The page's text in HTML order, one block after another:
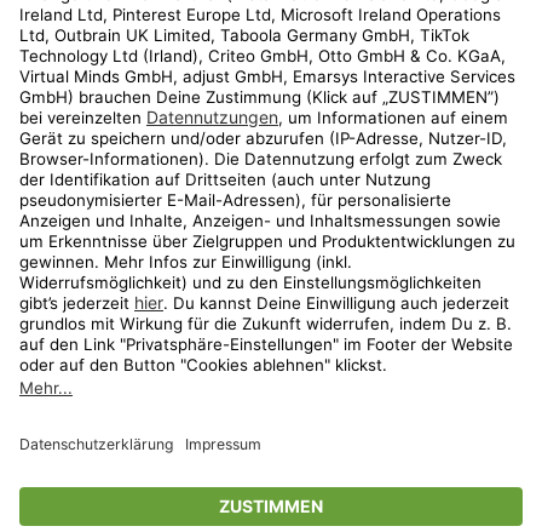
Kundenservice
Shop
Aktionen
Travel